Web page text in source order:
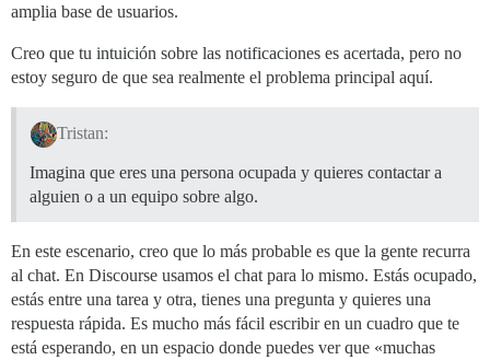
amplia base de usuarios.
Creo que tu intuición sobre las notificaciones es acertada, pero no
estoy seguro de que sea realmente el problema principal aquí.
Tristan:
Imagina que eres una persona ocupada y quieres contactar a
alguien o a un equipo sobre algo.
En este escenario, creo que lo más probable es que la gente recurra
al chat. En Discourse usamos el chat para lo mismo. Estás ocupado,
estás entre una tarea y otra, tienes una pregunta y quieres una
respuesta rápida. Es mucho más fácil escribir en un cuadro que te
está esperando, en un espacio donde puedes ver que «muchas